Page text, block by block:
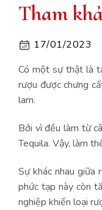
Tham
17/01/2023
Có một sự thật là
rượu được chưng
lam.
Bởi vì đều làm từ
Tequila. Vậy, làm
Sự khác nhau giữa
phức tạp này còn
nghiệp khiến loại